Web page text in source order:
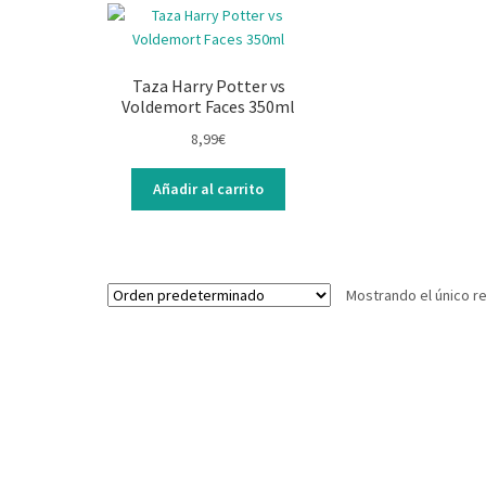
Taza Harry Potter vs
Voldemort Faces 350ml
8,99€
Añadir al carrito
Mostrando el único